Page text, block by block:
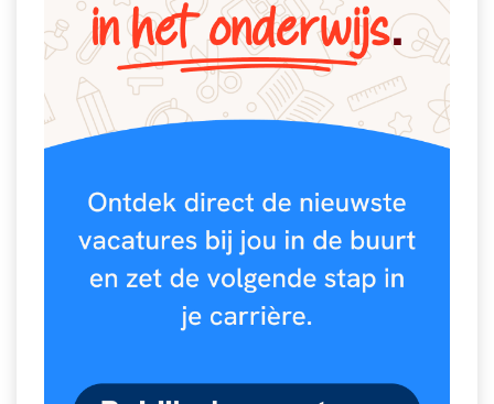
Ruimte
Schoolreisideeën
Schoolspullen
Seizoenen
Sinterklaas
Spelletjes
Startpagina onderwijs
Montessori onderwijs
Jenaplanonderwijs
Daltononderwijs
Onderwijsvacatures
Afscheidstekst collega
Studieschuld & Hypotheek
Middelbare school niveaus
Docentenplein nieuwsbrief